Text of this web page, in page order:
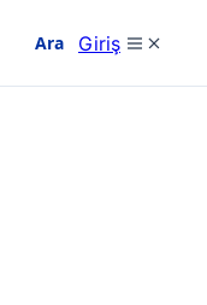
+90 850 308 29 89
Ara Giriş